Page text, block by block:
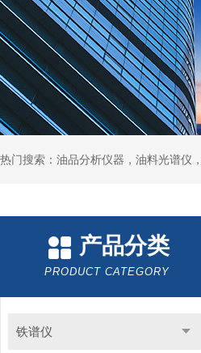
热门搜索：油品分析仪器，油料光谱仪
产品分类
PRODUCT CATEGORY
铁谱仪